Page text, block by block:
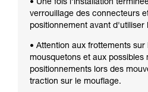
• Une fois l'installation
verrouillage des connecteurs
positionnement avant d'utiliser
• Attention aux frottements sur
mousquetons et aux possibles
positionnements lors des
traction sur le mouflage.